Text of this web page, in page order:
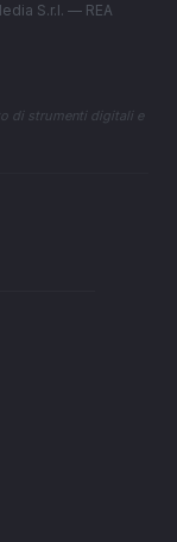
S.r.l. — REA
di strumenti digitali e